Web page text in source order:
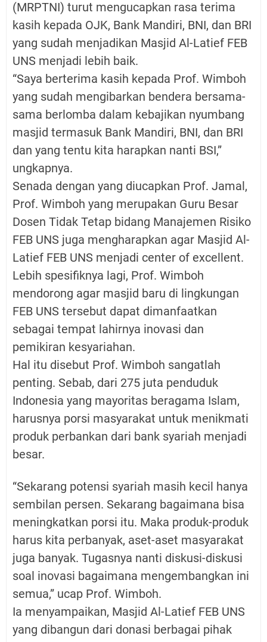
(MRPTNI) turut mengucapkan rasa terima
kasih kepada OJK, Bank Mandiri, BNI, dan BRI
yang sudah menjadikan Masjid Al-Latief FEB
UNS menjadi lebih baik.
“Saya berterima kasih kepada Prof. Wimboh
yang sudah mengibarkan bendera bersama-
sama berlomba dalam kebajikan nyumbang
masjid termasuk Bank Mandiri, BNI, dan BRI
dan yang tentu kita harapkan nanti BSI,”
ungkapnya.
Senada dengan yang diucapkan Prof. Jamal,
Prof. Wimboh yang merupakan Guru Besar
Dosen Tidak Tetap bidang Manajemen Risiko
FEB UNS juga mengharapkan agar Masjid Al-
Latief FEB UNS menjadi center of excellent.
Lebih spesifiknya lagi, Prof. Wimboh
mendorong agar masjid baru di lingkungan
FEB UNS tersebut dapat dimanfaatkan
sebagai tempat lahirnya inovasi dan
pemikiran kesyariahan.
Hal itu disebut Prof. Wimboh sangatlah
penting. Sebab, dari 275 juta penduduk
Indonesia yang mayoritas beragama Islam,
harusnya porsi masyarakat untuk menikmati
produk perbankan dari bank syariah menjadi
besar.
“Sekarang potensi syariah masih kecil hanya
sembilan persen. Sekarang bagaimana bisa
meningkatkan porsi itu. Maka produk-produk
harus kita perbanyak, aset-aset masyarakat
juga banyak. Tugasnya nanti diskusi-diskusi
soal inovasi bagaimana mengembangkan ini
semua,” ucap Prof. Wimboh.
Ia menyampaikan, Masjid Al-Latief FEB UNS
yang dibangun dari donasi berbagai pihak